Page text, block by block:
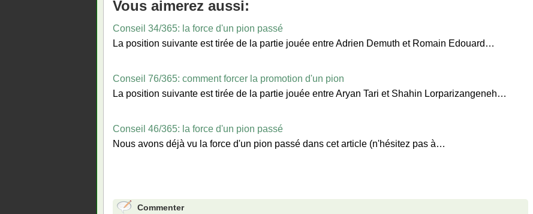
Vous aimerez aussi:
Conseil 34/365: la force d'un pion passé
La position suivante est tirée de la partie jouée entre Adrien Demuth et Romain Edouard…
Conseil 76/365: comment forcer la promotion d'un pion
La position suivante est tirée de la partie jouée entre Aryan Tari et Shahin Lorparizangeneh…
Conseil 46/365: la force d'un pion passé
Nous avons déjà vu la force d'un pion passé dans cet article (n'hésitez pas à…
Commenter